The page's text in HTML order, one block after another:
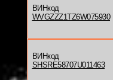
ВИНкод
WVGZZZ1TZ6W075930
ВИНкод
SHSRE58707U011463